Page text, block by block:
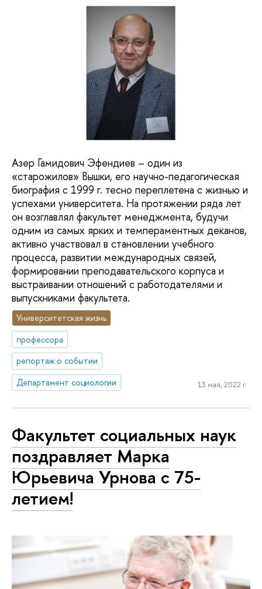
Азер Гамидович Эфендиев – один из
«старожилов» Вышки, его научно-педагогическая
биография с 1999 г. тесно переплетена с жизнью и
успехами университета. На протяжении ряда лет
он возглавлял факультет менеджмента, будучи
одним из самых ярких и темпераментных деканов,
активно участвовал в становлении учебного
процесса, развитии международных связей,
формировании преподавательского корпуса и
выстраивании отношений с работодателями и
выпускниками факультета.
Университетская жизнь
профессора
репортаж о событии
Департамент социологии
13 мая, 2022 г.
Факультет социальных наук
поздравляет Марка
Юрьевича Урнова с 75-
летием!